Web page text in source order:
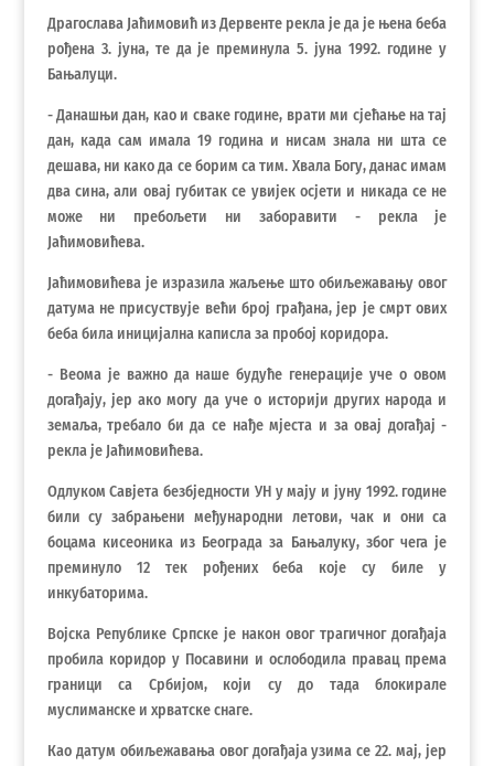
Драгослава Јаћимовић из Дервенте рекла је да је њена беба
рођена 3. јуна, те да је преминула 5. јуна 1992. године у
Бањалуци.
- Данашњи дан, као и сваке године, врати ми сјећање на тај
дан, када сам имала 19 година и нисам знала ни шта се
дешава, ни како да се борим са тим. Хвала Богу, данас имам
два сина, али овај губитак се увијек осјети и никада се не
може ни пребољети ни заборавити - рекла је
Јаћимовићева.
Јаћимовићева је изразила жаљење што обиљежавању овог
датума не присуствује већи број грађана, јер је смрт ових
беба била иницијална каписла за пробој коридора.
- Веома је важно да наше будуће генерације уче о овом
догађају, јер ако могу да уче о историји других народа и
земаља, требало би да се нађе мјеста и за овај догађај -
рекла је Јаћимовићева.
Одлуком Савјета безбједности УН у мају и јуну 1992. године
били су забрањени међународни летови, чак и они са
боцама кисеоника из Београда за Бањалуку, због чега је
преминуло 12 тек рођених беба које су биле у
инкубаторима.
Војска Републике Српске је након овог трагичног догађаја
пробила коридор у Посавини и ослободила правац према
граници са Србијом, који су до тада блокирале
муслиманске и хрватске снаге.
Као датум обиљежавања овог догађаја узима се 22. мај, јер